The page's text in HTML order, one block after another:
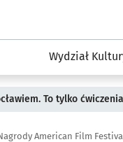
Wydział
To tylko ćwiczenia
American Film